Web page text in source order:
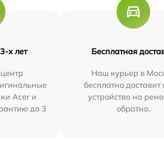
х лет
Acer и
до 3
Бесплатная
Наш курьер в
бесплатно
устройство на
обратно.